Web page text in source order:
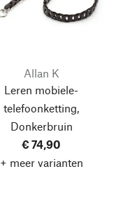
Allan K
Leren mobiele-
telefoonketting,
Donkerbruin
€ 74,90
+ meer varianten